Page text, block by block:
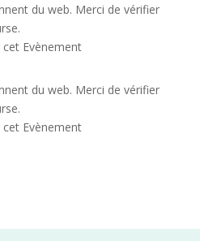
du web. Merci de vérifier
Evènement
du web. Merci de vérifier
Evènement